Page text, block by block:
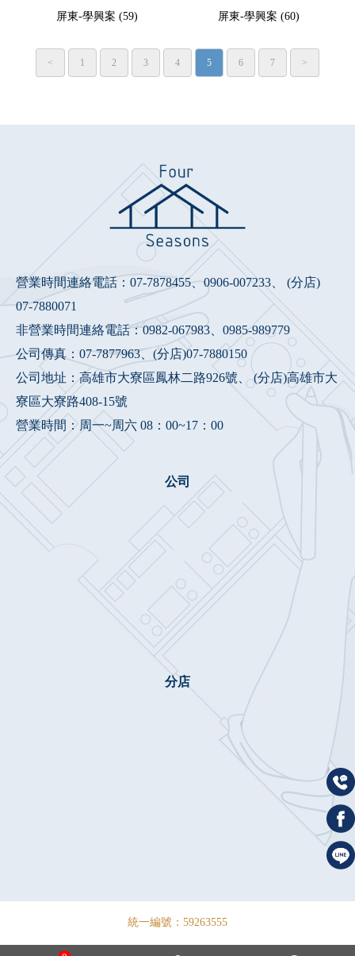
屏東-學興案 (59) 屏東-學興案 (60)
< 1 2 3 4 5 6 7 >
營業時間連絡電話： 07-7878455、0906-007233 、 (分店)
07-7880071
非營業時間連絡電話：0982-067983
0985-989779
公司傳真：07-7877963、(分店)07-7880150
公司地址：高雄市大寮區鳳林二路926號、 (分店)高雄市大
寮區大寮路408-15號
營業時間：周一~周六 08：00~17：00
公司
分店
統一編號：59263555